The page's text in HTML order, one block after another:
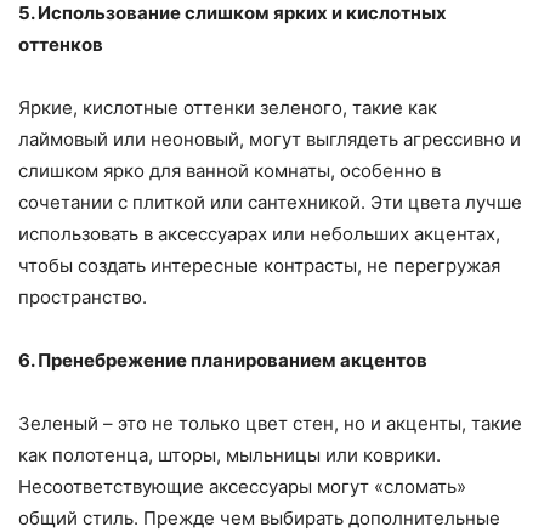
5. Использование слишком ярких и кислотных
оттенков
Яркие, кислотные оттенки зеленого, такие как
лаймовый или неоновый, могут выглядеть агрессивно и
слишком ярко для ванной комнаты, особенно в
сочетании с плиткой или сантехникой. Эти цвета лучше
использовать в аксессуарах или небольших акцентах,
чтобы создать интересные контрасты, не перегружая
пространство.
6. Пренебрежение планированием акцентов
Зеленый – это не только цвет стен, но и акценты, такие
как полотенца, шторы, мыльницы или коврики.
Несоответствующие аксессуары могут «сломать»
общий стиль. Прежде чем выбирать дополнительные